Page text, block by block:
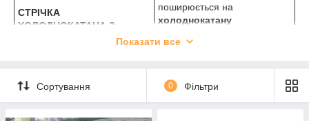
СТРІЧКА
ХОЛОДНОКАТАНА З
КОРОЗІЙНО-СТІЙКОЇ І
поширюється на
холоднокатану
рулонах з високолегованої
20Х13, 30Х13, 12Х13,
Показати все
Сортування 0 Фільтри